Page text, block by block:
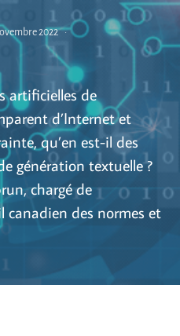
2022
artificielles de
d’Internet et
qu’en est-il des
génération textuelle ?
chargé de
canadien des normes et